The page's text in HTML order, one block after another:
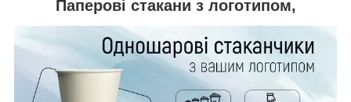
Паперові стакани з логотипом,